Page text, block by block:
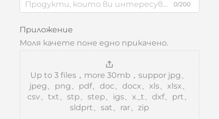
0/200
Приложение
Моля качете поне едно прикачено.
Up to 3 files，more 30mb，suppor jpg、
jpeg、png、pdf、doc、docx、xls、xlsx、
csv、txt、stp、step、igs、x_t、dxf、prt、
sldprt、sat、rar、zip